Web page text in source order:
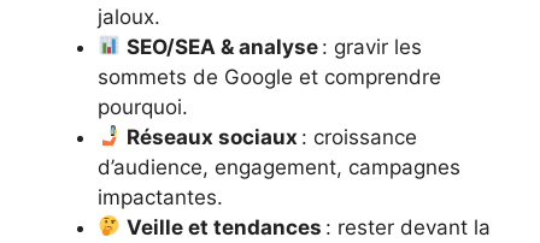
jaloux.
SEO/SEA & analyse : gravir les
sommets de Google et comprendre
pourquoi.
Réseaux sociaux : croissance
d’audience, engagement, campagnes
impactantes.
Veille et tendances : rester devant la